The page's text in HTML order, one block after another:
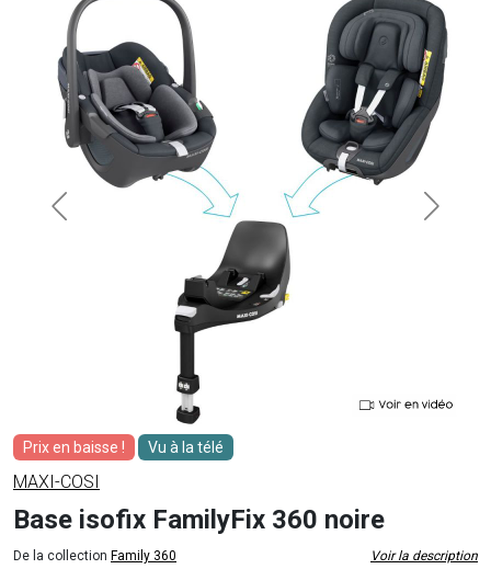
Prix en baisse ! Vu à la télé
MAXI-COSI
Base isofix FamilyFix 360 noire
De la collection Family 360 Voir la description